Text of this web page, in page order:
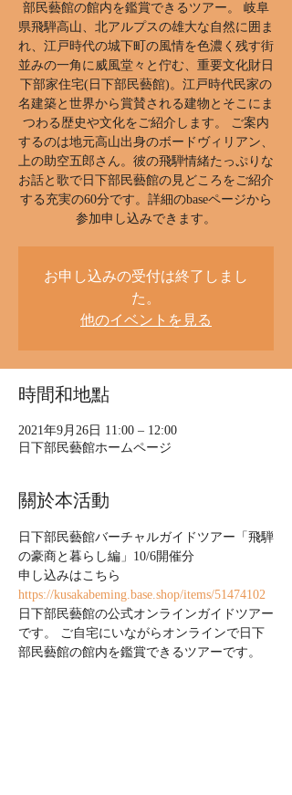
部民藝館の館内を鑑賞できるツアー。 岐阜
県飛騨高山、北アルプスの雄大な自然に囲ま
れ、江戸時代の城下町の風情を色濃く残す街
並みの一角に威風堂々と佇む、重要文化財日
下部家住宅(日下部民藝館)。江戸時代民家の
名建築と世界から賞賛される建物とそこにま
つわる歴史や文化をご紹介します。 ご案内
するのは地元高山出身のボードヴィリアン、
上の助空五郎さん。彼の飛騨情緒たっぷりな
お話と歌で日下部民藝館の見どころをご紹介
する充実の60分です。詳細のbaseページから
お申し込みの受付は終了しまし
た。
他のイベントを見る
時間和地點
2021年9月26日 11:00 – 12:00
日下部民藝館ホームページ
關於本活動
日下部民藝館バーチャルガイドツアー「飛騨
の豪商と暮らし編」10/6開催分
申し込みはこちら
https://kusakabeming.base.shop/items/51474102
日下部民藝館の公式オンラインガイドツアー
です。 ご自宅にいながらオンラインで日下
部民藝館の館内を鑑賞できるツアーです。